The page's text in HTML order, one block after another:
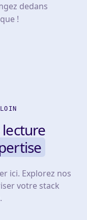
dedans
!
ici. Explorez nos
votre stack